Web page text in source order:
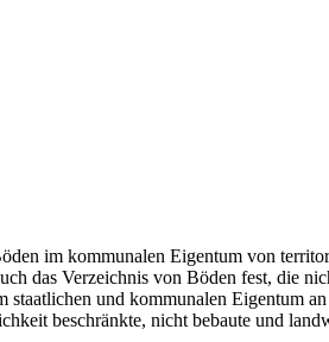
im kommunalen Eigentum von
das Verzeichnis von Böden fest, die
und kommunalen Eigentum
beschränkte, nicht bebaute und